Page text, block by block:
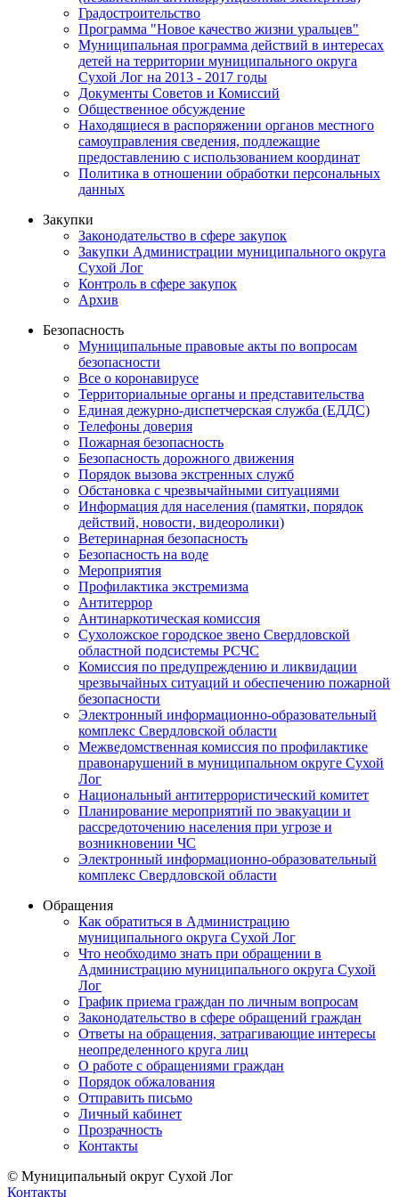
Градостроительство
Программа "Новое качество жизни уральцев"
Муниципальная программа действий в интересах
детей на территории муниципального округа
Сухой Лог на 2013 - 2017 годы
Документы Советов и Комиссий
Общественное обсуждение
Находящиеся в распоряжении органов местного
самоуправления сведения, подлежащие
предоставлению с использованием координат
Политика в отношении обработки персональных
данных
Закупки
Законодательство в сфере закупок
Закупки Администрации муниципального округа
Сухой Лог
Контроль в сфере закупок
Архив
Безопасность
Муниципальные правовые акты по вопросам
безопасности
Все о коронавирусе
Территориальные органы и представительства
Единая дежурно-диспетчерская служба (ЕДДС)
Телефоны доверия
Пожарная безопасность
Безопасность дорожного движения
Порядок вызова экстренных служб
Обстановка с чрезвычайными ситуациями
Информация для населения (памятки, порядок
действий, новости, видеоролики)
Ветеринарная безопасность
Безопасность на воде
Мероприятия
Профилактика экстремизма
Антитеррор
Антинаркотическая комиссия
Сухоложское городское звено Свердловской
областной подсистемы РСЧС
Комиссия по предупреждению и ликвидации
чрезвычайных ситуаций и обеспечению пожарной
безопасности
Электронный информационно-образовательный
комплекс Cвердловской области
Межведомственная комиссия по профилактике
правонарушений в муниципальном округе Сухой
Лог
Национальный антитеррористический комитет
Планирование мероприятий по эвакуации и
рассредоточению населения при угрозе и
возникновении ЧС
Электронный информационно-образовательный
комплекс Свердловской области
Обращения
Как обратиться в Администрацию
муниципального округа Сухой Лог
Что необходимо знать при обращении в
Администрацию муниципального округа Сухой
Лог
График приема граждан по личным вопросам
Законодательство в сфере обращений граждан
Ответы на обращения, затрагивающие интересы
неопределенного круга лиц
О работе с обращениями граждан
Порядок обжалования
Отправить письмо
Личный кабинет
Прозрачность
Контакты
© Муниципальный округ Сухой Лог
Контакты